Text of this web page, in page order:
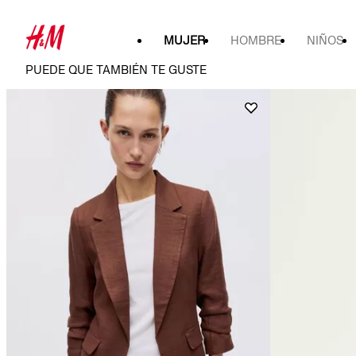
MUJER HOMBRE NIÑOS
PUEDE QUE TAMBIÉN TE GUSTE